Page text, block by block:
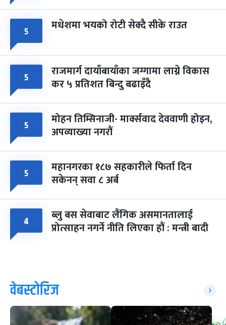
५ मधेशमा भयको रोटी सेक्दै सीके राउत
५ राजमार्ग दायाँबायाँका जग्गामा लाग्ने विकास
कर ५ प्रतिशत बिन्दु बढाइँदै
५ मोहन तिम्सिनाजी- मार्क्सवाद देववाणी होइन,
अपव्याख्या नगरौं
५ महानगरका १८७ सहकारीले फिर्ता दिन
सकेनन् सवा ८ अर्ब
४ ब्लु बस सेवाबाट लैंगिक असमानतालाई
प्रोत्साहन नगर्ने नीति लिएका हौं : मन्त्री बादी
वेबस्टोरिज